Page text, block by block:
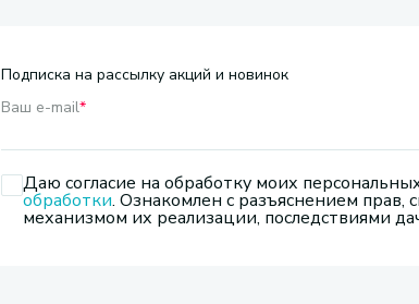
Подписка на рассылку акций и новинок
Ваш e-mail*
Даю согласие на обработку моих
обработки. Ознакомлен с разъяснением прав,
механизмом их реализации, последствиями